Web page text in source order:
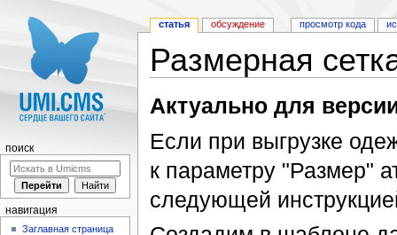
Размерная
Актуально для
Если при выгрузке
к параметру "Размер"
следующей
статья обсуждение просмотр кода
поиск
навигация
Заглавная страница